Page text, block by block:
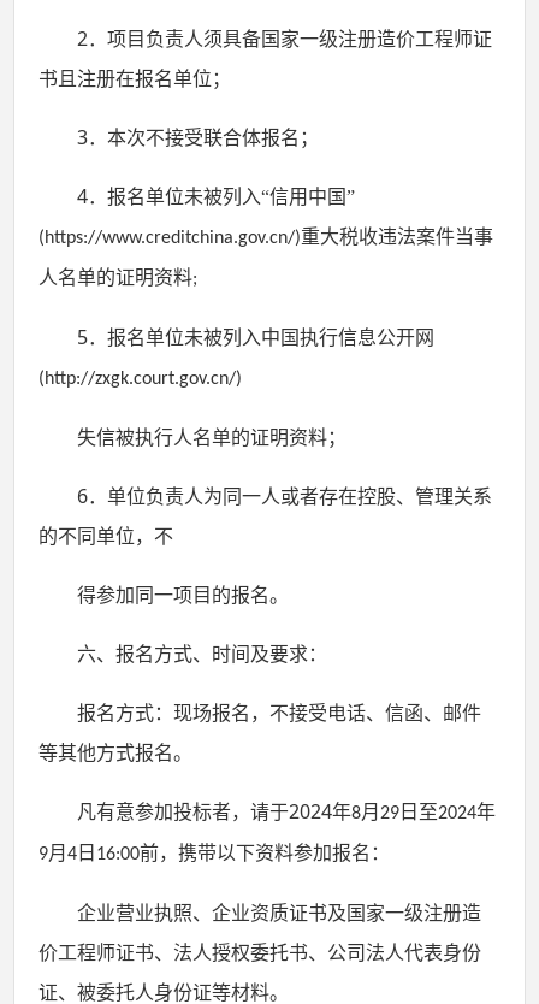
2．项目负责人须具备国家一级注册造价工程师证
书且注册在报名单位；
3．本次不接受联合体报名；
4．报名单位未被列入“信用中国”
(https://www.creditchina.gov.cn/)重大税收违法案件当事
人名单的证明资料;
5．报名单位未被列入中国执行信息公开网
(http://zxgk.court.gov.cn/)
失信被执行人名单的证明资料；
6．单位负责人为同一人或者存在控股、管理关系
的不同单位，不
得参加同一项目的报名。
六、报名方式、 时间及要求：
报名方式：现场报名，不接受电话、信函、 邮件
等其他方式报名。
凡有意参加投标者，请于2024年8月 29 日至2024年
9月4 日 16:00前，携带以下资料参加报名：
企业营业执照、企业资质证书及国家一级注册造
价工程师证书、 法人授权委托书、公司法人代表身份
证、被委托人身份证等材料。